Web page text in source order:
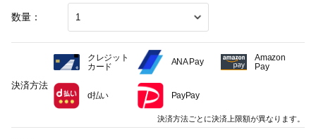
数量：
決済方法
クレジット
カード
ANA Pay
Amazon
Pay
d払い PayPay
決済方法ごとに決済上限額が異なります。